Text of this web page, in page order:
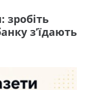
зробіть
з’їдають